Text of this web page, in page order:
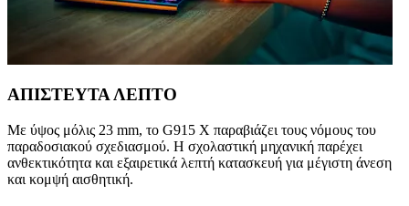
ΑΠΙΣΤΕΥΤΑ ΛΕΠΤΟ
Με ύψος μόλις 23 mm, το G915 X παραβιάζει τους νόμους του
παραδοσιακού σχεδιασμού. Η σχολαστική μηχανική παρέχει
ανθεκτικότητα και εξαιρετικά λεπτή κατασκευή για μέγιστη άνεση
και κομψή αισθητική.